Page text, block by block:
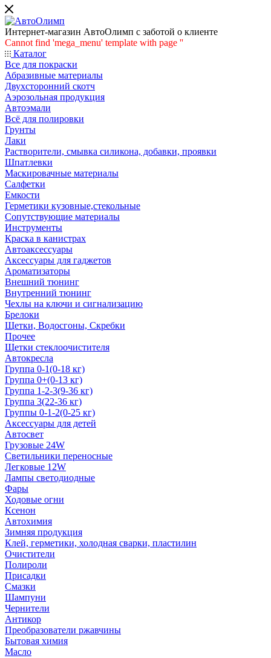
Интернет-магазин АвтоОлимп с заботой о клиенте
Cannot find 'mega_menu' template with page ''
Каталог
Все для покраски
Абразивные материалы
Двухсторонний скотч
Аэрозольная продукция
Автоэмали
Всё для полировки
Грунты
Лаки
Растворители, смывка силикона, добавки, проявки
Шпатлевки
Маскировачные материалы
Салфетки
Емкости
Герметики кузовные,стекольные
Сопутствующие материалы
Инструменты
Краска в канистрах
Автоаксессуары
Аксессуары для гаджетов
Ароматизаторы
Внешний тюнинг
Внутренний тюнинг
Чехлы на ключи и сигнализацию
Брелоки
Щетки, Водосгоны, Скребки
Прочее
Щетки стеклоочистителя
Автокресла
Группа 0-1(0-18 кг)
Группа 0+(0-13 кг)
Группа 1-2-3(9-36 кг)
Группа 3(22-36 кг)
Группы 0-1-2(0-25 кг)
Аксессуары для детей
Автосвет
Грузовые 24W
Светильники переносные
Легковые 12W
Лампы светодиодные
Фары
Ходовые огни
Ксенон
Автохимия
Зимняя продукция
Клей, герметики, холодная сварки, пластилин
Очистители
Полироли
Присадки
Смазки
Шампуни
Чернители
Антикор
Преобразователи ржавчины
Бытовая химия
Масло